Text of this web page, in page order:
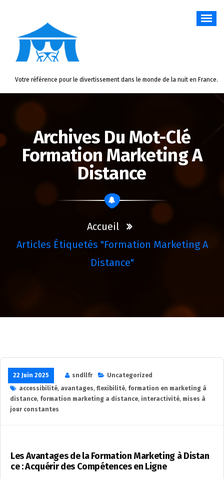
Votre référence pour le divertissement dans le monde de la nuit en France.
Archives Du Mot-Clé
Formation Marketing A
Distance
Accueil
Articles Étiquetés "formation Marketing A
Distance"
22 Juin 2025 sndllfr
Uncategorized
accessibilité, avantages, flexibilité, formation en marketing à
distance, formation marketing a distance, interactivité, mises à
jour constantes
Les Avantages de la Formation Marketing à Distan
ce : Acquérir des Compétences en Ligne